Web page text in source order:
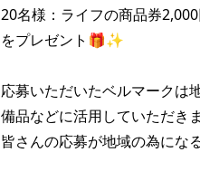
20名様：ライフの商品券
をプレゼント🎁✨
応募いただいたベルマークは
備品などに活用していただき
皆さんの応募が地域の為にな